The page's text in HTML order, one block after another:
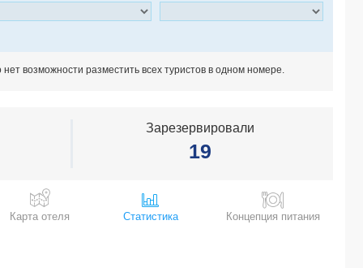
Galatower Hotel (ex. The Galataport Hotel) 3*
Mare Deluxe Residences & Villas Boutique
MyLome Luxury Hotel & Resort 5*
возможности разместить всех туристов в одном номере.
Зарезервировали
19
Карта отеля Статистика Концепция питания